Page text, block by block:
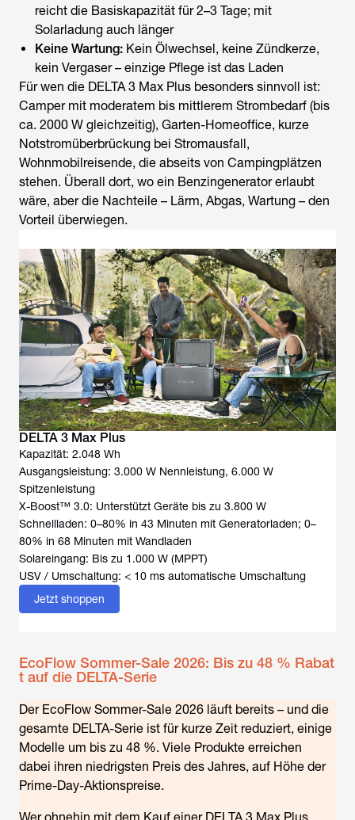
reicht die Basiskapazität für 2–3 Tage; mit
Solarladung auch länger
Keine Wartung: Kein Ölwechsel, keine Zündkerze,
kein Vergaser – einzige Pflege ist das Laden
Für wen die DELTA 3 Max Plus besonders sinnvoll ist:
Camper mit moderatem bis mittlerem Strombedarf (bis
ca. 2000 W gleichzeitig), Garten-Homeoffice, kurze
Notstromüberbrückung bei Stromausfall,
Wohnmobilreisende, die abseits von Campingplätzen
stehen. Überall dort, wo ein Benzingenerator erlaubt
wäre, aber die Nachteile – Lärm, Abgas, Wartung – den
Vorteil überwiegen.
DELTA 3 Max Plus
Kapazität: 2.048 Wh
Ausgangsleistung: 3.000 W Nennleistung, 6.000 W
Spitzenleistung
X-Boost™ 3.0: Unterstützt Geräte bis zu 3.800 W
Schnellladen: 0–80% in 43 Minuten mit Generatorladen; 0–
80% in 68 Minuten mit Wandladen
Solareingang: Bis zu 1.000 W (MPPT)
USV / Umschaltung: < 10 ms automatische Umschaltung
Jetzt shoppen
EcoFlow Sommer-Sale 2026: Bis zu 48 % Rabat
t auf die DELTA-Serie
Der EcoFlow Sommer-Sale 2026 läuft bereits – und die
gesamte DELTA-Serie ist für kurze Zeit reduziert, einige
Modelle um bis zu 48 %. Viele Produkte erreichen
dabei ihren niedrigsten Preis des Jahres, auf Höhe der
Prime-Day-Aktionspreise.